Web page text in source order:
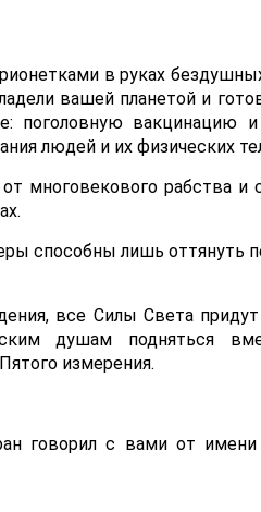
в руках
вашей планетой и
поголовную вакцинацию и
людей и их физических
многовекового рабства и
способны лишь оттянуть
все Силы Света
душам подняться
измерения.
говорил с вами от имени